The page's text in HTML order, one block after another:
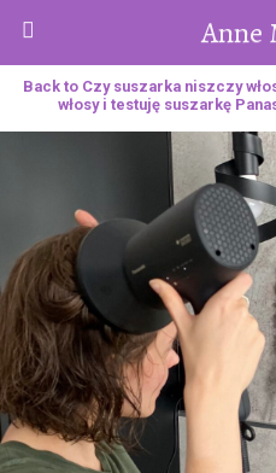
Anne
Back to Czy suszarka niszczy
włosy i testuję suszarkę